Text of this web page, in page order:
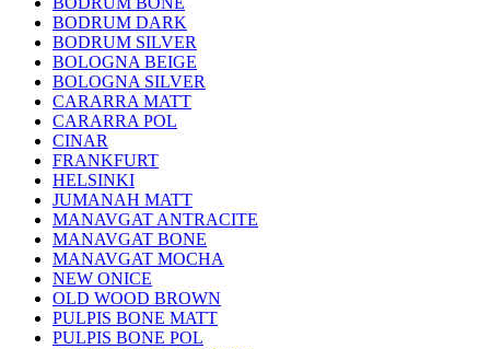
BODRUM DARK
BODRUM SILVER
BOLOGNA BEIGE
BOLOGNA SILVER
CARARRA MATT
CARARRA POL
CINAR
FRANKFURT
HELSINKI
JUMANAH MATT
MANAVGAT ANTRACITE
MANAVGAT BONE
MANAVGAT MOCHA
NEW ONICE
OLD WOOD BROWN
PULPIS BONE MATT
PULPIS BONE POL